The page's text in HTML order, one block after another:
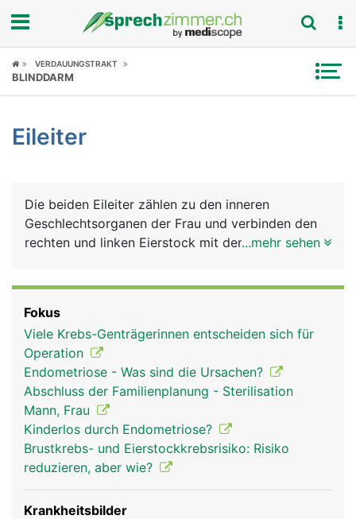
Fokus
Symptome
News
Rubriken
VERDAUUNGSTRAKT
BLINDDARM
Eileiter
Die beiden Eileiter zählen zu den inneren
Geschlechtsorganen der Frau und verbinden den
rechten und linken Eierstock mit dem oberen Rand
langen Eileiter sind aber nicht im direkten Kontakt
mit den Eierstöcken sondern bilden eine Art
Trichter mit 1-2 Zentimeter langen Fransen
(Fimbrien). Bei der gebärfähigen Frau wird alle 4
Wochen von den Eierstöcken eine
befruchtungsfähige Eizelle ausgestossen, die vom
Trichter eines Eileiters aufgefangen und von den
Fimbrien in die Öffnung des jeweiligen Eileiters
weitergeleitet wird. Die Schleimhaut der Eileiter
besitzt feine Flimmerhärchen zum Transport der
Eizelle in die Gebärmutter. Falls zu diesem
...mehr sehen
Fokus
Viele Krebs-Genträgerinnen entscheiden sich für
Operation
Endometriose - Was sind die Ursachen?
Abschluss der Familienplanung - Sterilisation
Mann, Frau
Kinderlos durch Endometriose?
Brustkrebs- und Eierstockkrebsrisiko: Risiko
reduzieren, aber wie?
Krankheitsbilder